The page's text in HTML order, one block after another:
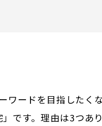
ワードを目指したく
です。理由は3つあり